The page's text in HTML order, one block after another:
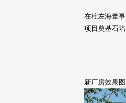
在杜左海董
项目奠基石
新厂房效果图